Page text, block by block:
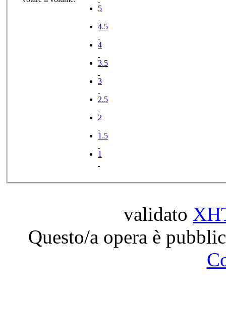
5
4.5
4
3.5
3
2.5
2
1.5
1
validato
Questo/a opera è